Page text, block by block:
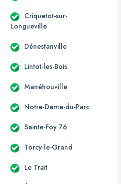
Criquetot-sur-
Longueville
Dénestanville
Lintot-les-Bois
Manéhouville
Notre-Dame-du-Parc
Sainte-Foy 76
Torcy-le-Grand
Le Trait